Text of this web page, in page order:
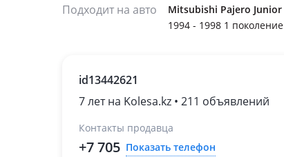
Подходит на авто
Mitsubishi Pajero Junior
1994 - 1998 1 поколение
id13442621
7 лет на Kolesa.kz • 211 объявлений
Контакты продавца
+7 705 Показать телефон